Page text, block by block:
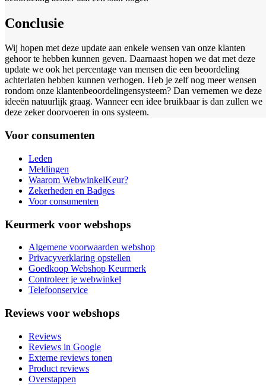
Conclusie
Wij hopen met deze update aan enkele wensen van onze klanten
gehoor te hebben kunnen geven. Daarnaast hopen we dat met deze
update we ook het percentage van mensen die een beoordeling
achterlaten hebben kunnen verhogen. Heb je zelf nog meer wensen
rondom onze klantenbeoordelingensysteem? Dan vernemen we deze
ideeën natuurlijk graag. Wanneer een idee bruikbaar is dan zullen we
deze zeker doorvoeren in ons systeem.
Voor consumenten
Leden
Meldingen
Waarom WebwinkelKeur?
Zekerheden en Badges
Voor consumenten
Keurmerk voor webshops
Algemene voorwaarden webshop
Privacyverklaring opstellen
Goedkoop Webshop Keurmerk
Controleer je webwinkel
Telefoonservice
Reviews voor webshops
Reviews
Reviews in Google
Externe reviews tonen
Product reviews
Overstappen